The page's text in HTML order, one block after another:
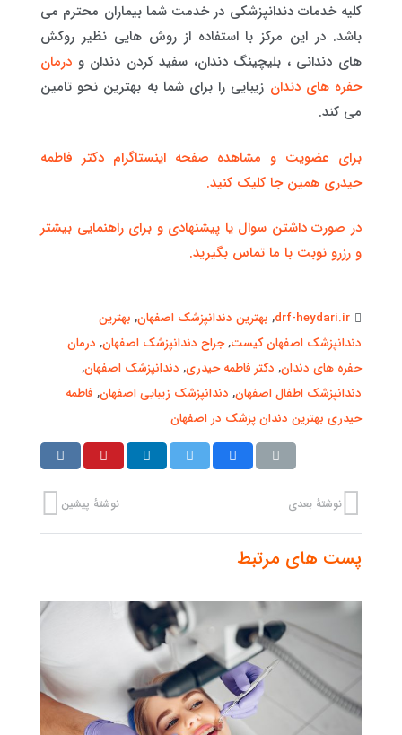
کلیه خدمات دندانپزشکی در خدمت شما بیماران محترم می
باشد. در این مرکز با استفاده از روش هایی نظیر روکش
های دندانی ، بلیچینگ دندان، سفید کردن دندان و درمان
حفره های دندان زیبایی را برای شما به بهترین نحو تامین
می کند.
برای عضویت و مشاهده صفحه اینستاگرام دکتر فاطمه
حیدری همین جا کلیک کنید.
در صورت داشتن سوال یا پیشنهادی و برای راهنمایی بیشتر
و رزرو نوبت با ما تماس بگیرید.
drf-heydari.ir
, بهترین دندانپزشک اصفهان, بهترین
دندانپزشک اصفهان کیست,جراح دندانپزشک اصفهان, درمان
حفره های دندان, دکتر فاطمه حیدری, دندانپزشک اصفهان,
دندانپزشک اطفال اصفهان, دندانپزشک زیبایی اصفهان, فاطمه
حیدری بهترین دندان پزشک در اصفهان
نوشتهٔ پیشین نوشتهٔ بعدی
پست های مرتبط